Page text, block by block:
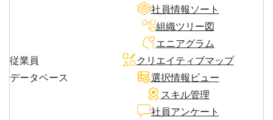
従業員
データベース
社員情報ソート
組織ツリー図
エニアグラム
クリエイティブマップ
選択情報ビュー
スキル管理
社員アンケート